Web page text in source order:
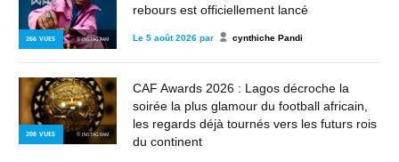
266 VUES © INSTAGRAM
rebours est officiellement lancé
Le 5 août 2026 par cynthiche Pandi
208 VUES © INSTAGRAM
CAF Awards 2026 : Lagos décroche la
soirée la plus glamour du football africain,
les regards déjà tournés vers les futurs rois
du continent